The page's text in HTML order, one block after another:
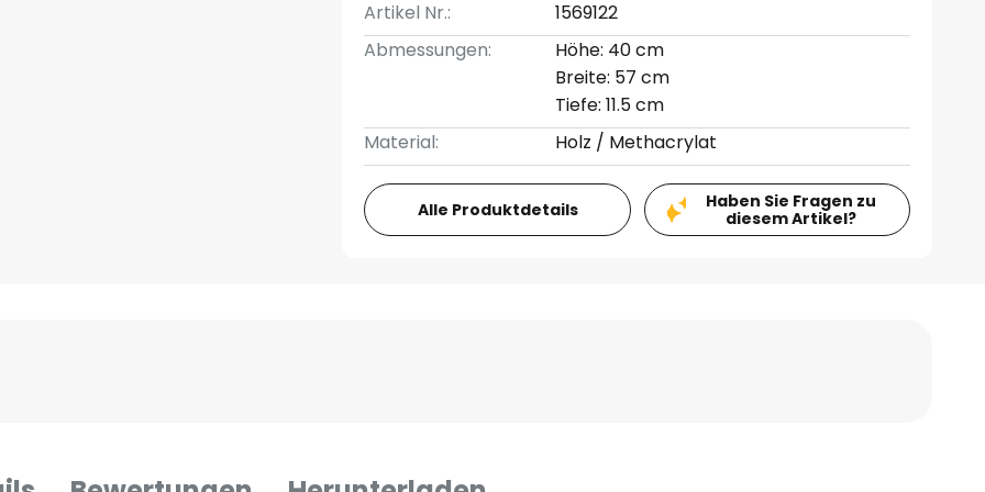
Artikel Nr.:
1569122
Abmessungen:
Höhe: 40 cm
Breite: 57 cm
Tiefe: 11.5 cm
Material:
Holz / Methacrylat
Alle Produktdetails
Haben Sie Fragen zu
diesem Artikel?